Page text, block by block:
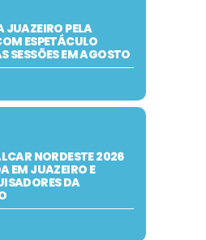
JUAZEIRO PELA
ESPETÁCULO
SESSÕES EM AGOSTO
NORDESTE 2026
EM JUAZEIRO E
DA